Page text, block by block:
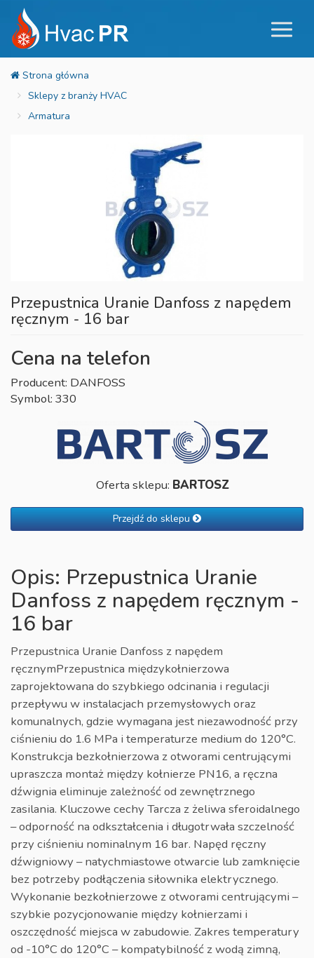
Sklepy z branży HVAC
Armatura
Przepustnica Uranie Danfoss z napędem
ręcznym - 16 bar
Cena na telefon
Producent: DANFOSS
Symbol: 330
Oferta sklepu: BARTOSZ
Przejdź do sklepu
Opis: Przepustnica Uranie
Danfoss z napędem ręcznym -
16 bar
Przepustnica Uranie Danfoss z napędem
ręcznymPrzepustnica międzykołnierzowa
zaprojektowana do szybkiego odcinania i regulacji
przepływu w instalacjach przemysłowych oraz
komunalnych, gdzie wymagana jest niezawodność przy
ciśnieniu do 1.6 MPa i temperaturze medium do 120°C.
Konstrukcja bezkołnierzowa z otworami centrującymi
upraszcza montaż między kołnierze PN16, a ręczna
dźwignia eliminuje zależność od zewnętrznego
zasilania. Kluczowe cechy Tarcza z żeliwa sferoidalnego
– odporność na odkształcenia i długotrwała szczelność
przy ciśnieniu nominalnym 16 bar. Napęd ręczny
dźwigniowy – natychmiastowe otwarcie lub zamknięcie
bez potrzeby podłączenia siłownika elektrycznego.
Wykonanie bezkołnierzowe z otworami centrującymi –
szybkie pozycjonowanie między kołnierzami i
oszczędność miejsca w zabudowie. Zakres temperatury
od -10°C do 120°C – kompatybilność z wodą zimną,